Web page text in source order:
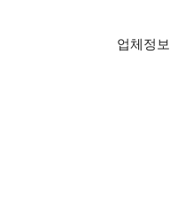
업체정보